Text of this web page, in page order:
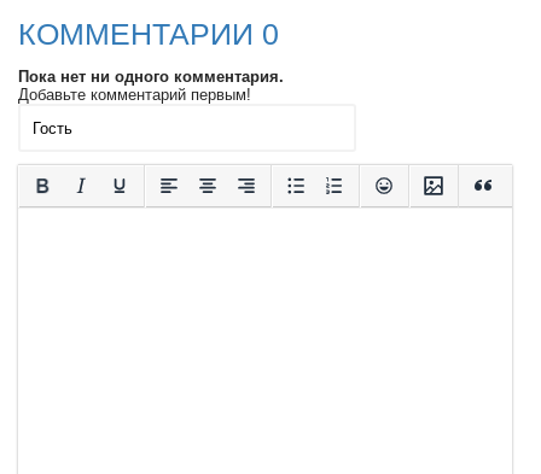
КОММЕНТАРИИ 0
Пока нет ни одного комментария.
Добавьте комментарий первым!